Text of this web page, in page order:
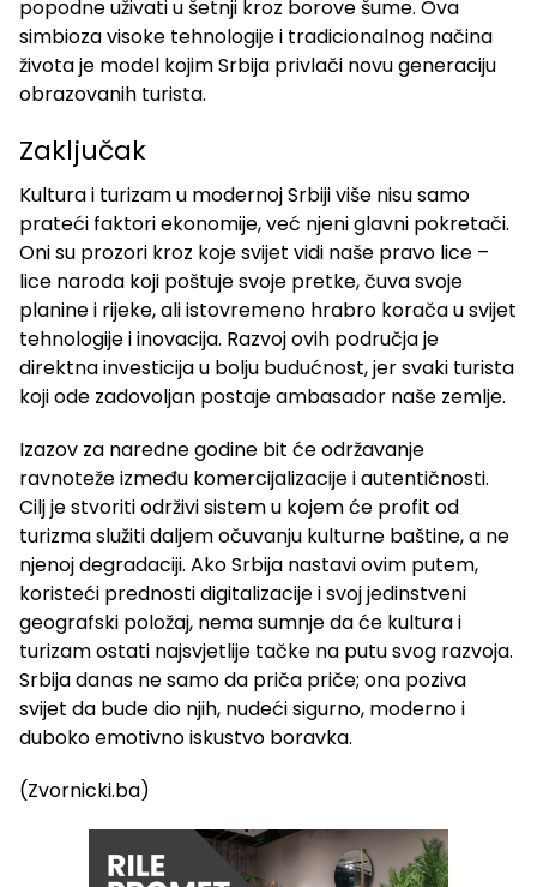
popodne uživati ​​u šetnji kroz borove šume. Ova
simbioza visoke tehnologije i tradicionalnog načina
života je model kojim Srbija privlači novu generaciju
obrazovanih turista.
Zaključak
Kultura i turizam u modernoj Srbiji više nisu samo
prateći faktori ekonomije, već njeni glavni pokretači.
Oni su prozori kroz koje svijet vidi naše pravo lice –
lice naroda koji poštuje svoje pretke, čuva svoje
planine i rijeke, ali istovremeno hrabro korača u svijet
tehnologije i inovacija. Razvoj ovih područja je
direktna investicija u bolju budućnost, jer svaki turista
koji ode zadovoljan postaje ambasador naše zemlje.
Izazov za naredne godine bit će održavanje
ravnoteže između komercijalizacije i autentičnosti.
Cilj je stvoriti održivi sistem u kojem će profit od
turizma služiti daljem očuvanju kulturne baštine, a ne
njenoj degradaciji. Ako Srbija nastavi ovim putem,
koristeći prednosti digitalizacije i svoj jedinstveni
geografski položaj, nema sumnje da će kultura i
turizam ostati najsvjetlije tačke na putu svog razvoja.
Srbija danas ne samo da priča priče; ona poziva
svijet da bude dio njih, nudeći sigurno, moderno i
duboko emotivno iskustvo boravka.
(Zvornicki.ba)